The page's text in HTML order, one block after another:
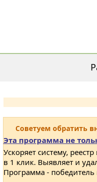
Советуем обратить
Эта программа не
Ускоряет систему,
в 1 клик. Выявляет и
Программа - победитель